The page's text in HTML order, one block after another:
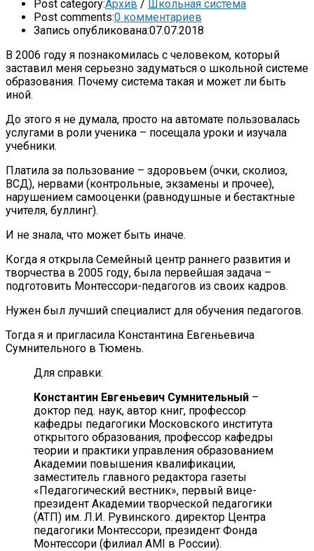
Post category:Архив / Школьная система
Post comments:0 комментариев
Запись опубликована:07.07.2018
В 2006 году я познакомилась с человеком, который
заставил меня серьезно задуматься о школьной системе
образования. Почему система такая и может ли быть
иной.
До этого я не думала, просто на автомате пользовалась
услугами в роли ученика – посещала уроки и изучала
учебники.
Платила за пользование – здоровьем (очки, сколиоз,
ВСД), нервами (контрольные, экзамены и прочее),
нарушением самооценки (равнодушные и бестактные
учителя, буллинг).
И не знала, что может быть иначе.
Когда я открыла Семейный центр раннего развития и
творчества в 2005 году, была первейшая задача –
подготовить Монтессори-педагогов из своих кадров.
Нужен был лучший специалист для обучения педагогов.
Тогда я и пригласила Константина Евгеньевича
Сумнительного в Тюмень.
Для справки:
Константин Евгеньевич Сумнительный –
доктор пед. наук, автор книг, профессор
кафедры педагогики Московского института
открытого образования, профессор кафедры
теории и практики управления образованием
Академии повышения квалификации,
заместитель главного редактора газеты
«Педагогический вестник», первый вице-
президент Академии творческой педагогики
(АТП) им. Л.И. Рувинского. директор Центра
педагогики Монтессори, президент Фонда
Монтессори (филиал AMI в России).